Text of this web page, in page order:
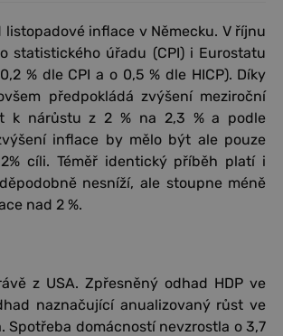
inflace v Německu. V říjnu
statistického úřadu (CPI) i Eurostatu
% dle CPI a o 0,5 % dle HICP). Díky
předpokládá zvýšení meziroční
k nárůstu z 2 % na 2,3 % a podle
inflace by mělo být ale pouze
cíli. Téměř identický příběh platí i
nesníží, ale stoupne méně
nad 2 %.
z USA. Zpřesněný odhad HDP ve
naznačující anualizovaný růst ve
Spotřeba domácností nevzrostla o 3,7